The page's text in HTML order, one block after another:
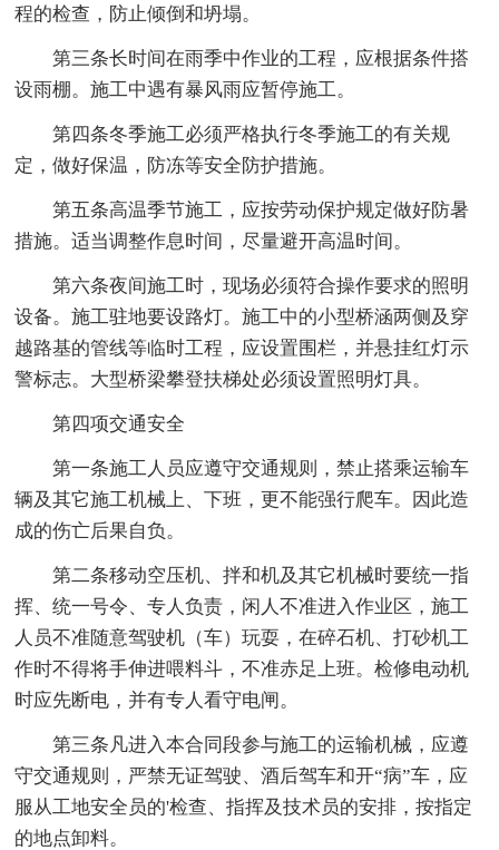
程的检查，防止倾倒和坍塌。
第三条长时间在雨季中作业的工程，应根据条件搭
设雨棚。施工中遇有暴风雨应暂停施工。
第四条冬季施工必须严格执行冬季施工的有关规
定，做好保温，防冻等安全防护措施。
第五条高温季节施工，应按劳动保护规定做好防暑
措施。适当调整作息时间，尽量避开高温时间。
第六条夜间施工时，现场必须符合操作要求的照明
设备。施工驻地要设路灯。施工中的小型桥涵两侧及穿
越路基的管线等临时工程，应设置围栏，并悬挂红灯示
警标志。大型桥梁攀登扶梯处必须设置照明灯具。
第四项交通安全
第一条施工人员应遵守交通规则，禁止搭乘运输车
辆及其它施工机械上、下班，更不能强行爬车。因此造
成的伤亡后果自负。
第二条移动空压机、拌和机及其它机械时要统一指
挥、统一号令、专人负责，闲人不准进入作业区，施工
人员不准随意驾驶机（车）玩耍，在碎石机、打砂机工
作时不得将手伸进喂料斗，不准赤足上班。检修电动机
时应先断电，并有专人看守电闸。
第三条凡进入本合同段参与施工的运输机械，应遵
守交通规则，严禁无证驾驶、酒后驾车和开“病”车，应
服从工地安全员的'检查、指挥及技术员的安排，按指定
的地点卸料。